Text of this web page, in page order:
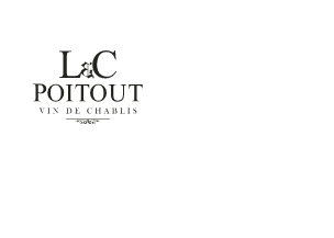
Poitout